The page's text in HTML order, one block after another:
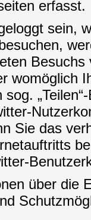
erfasst.
sein,
womöglich
Sie das
über die